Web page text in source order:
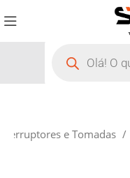
e Tomadas